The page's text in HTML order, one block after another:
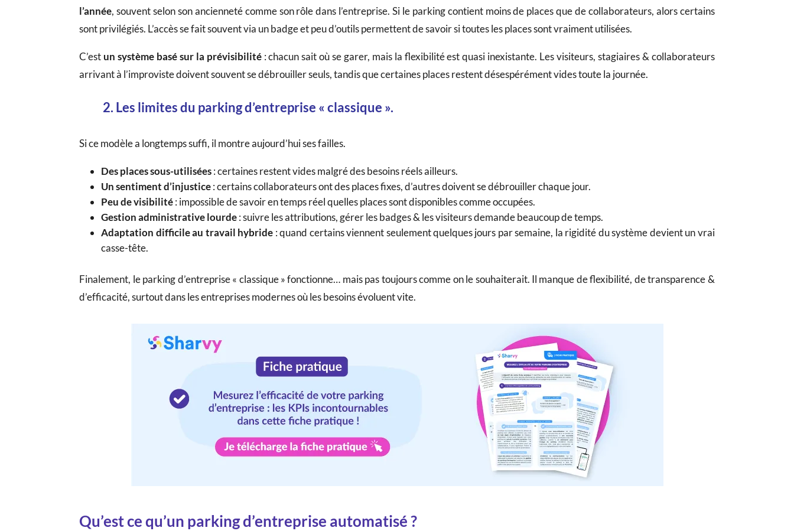
l’année, souvent selon son ancienneté comme son rôle dans l’entreprise. Si le parking contient moins de places que de collaborateurs, alors certains
sont privilégiés. L’accès se fait souvent via un badge et peu d’outils permettent de savoir si toutes les places sont vraiment utilisées.
C’est un système basé sur la prévisibilité: chacun sait où se garer, mais la flexibilité est quasi inexistante. Les visiteurs, stagiaires & collaborateurs
arrivant à l’improviste doivent souvent se débrouiller seuls, tandis que certaines places restent désespérément vides toute la journée.
2. Les limites du parking d’entreprise « classique ».
Si ce modèle a longtemps suffi, il montre aujourd’hui ses failles.
Des places sous-utilisées: certaines restent vides malgré des besoins réels ailleurs.
Un sentiment d’injustice: certains collaborateurs ont des places fixes, d’autres doivent se débrouiller chaque jour.
Peu de visibilité: impossible de savoir en temps réel quelles places sont disponibles comme occupées.
Gestion administrative lourde: suivre les attributions, gérer les badges & les visiteurs demande beaucoup de temps.
Adaptation difficile au travail hybride : quand certains viennent seulement quelques jours par semaine, la rigidité du système devient un vrai
casse-tête.
Finalement, le parking d’entreprise « classique » fonctionne… mais pas toujours comme on le souhaiterait. Il manque de flexibilité, de transparence &
d’efficacité, surtout dans les entreprises modernes où les besoins évoluent vite.
Qu’est ce qu’un parking d’entreprise automatisé ?